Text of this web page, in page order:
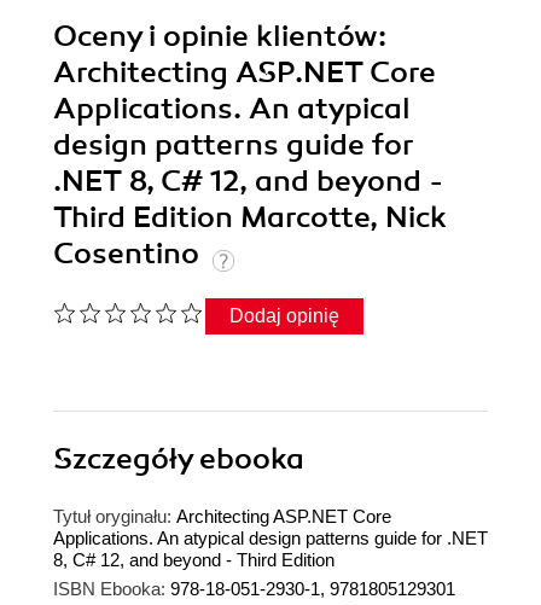
Oceny i opinie klientów:
Architecting ASP.NET Core
Applications. An atypical
design patterns guide for
.NET 8, C# 12, and beyond -
Third Edition Marcotte, Nick
Cosentino
Dodaj opinię
Szczegółyebooka
Tytuł oryginału: Architecting ASP.NET Core
Applications. An atypical design patterns guide for .NET
8, C# 12, and beyond - Third Edition
ISBN Ebooka: 978-18-051-2930-1, 9781805129301